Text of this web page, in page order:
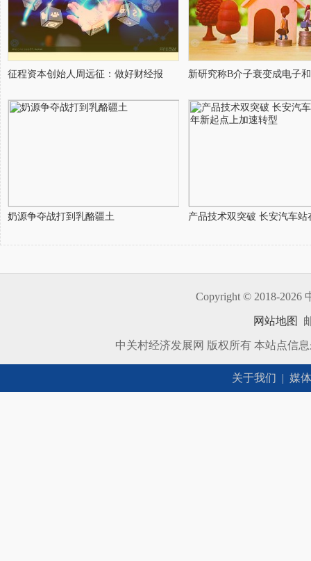
征程资本创始人周远征：做好财经报 新研究称B介子衰变成电子
奶源争夺战打到乳酪疆土 产品技术双突破 长安汽车站
Copyright © 2018-2026
网站地图
中关村经济发展网 版权所有 本站点信
关于我们 | 媒